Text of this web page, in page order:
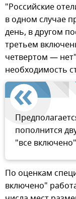
"Российские
в одном случае
день, в другом
третьем
четвертом —
необходимость
пополнится
"все
По оценкам
включено"